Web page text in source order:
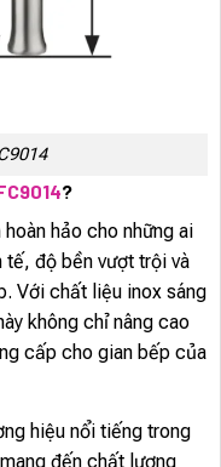
?
hảo cho những ai
độ bền vượt trội và
Với chất liệu inox sáng
không chỉ nâng cao
cấp cho gian bếp của
hiệu nổi tiếng trong
đến chất lượng